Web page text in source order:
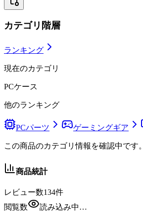
カテゴリ階層
ランキング
現在のカテゴリ
PCケース
他のランキング
PCパーツ ゲーミングギア
この商品のカテゴリ情報を確認中です。
商品統計
レビュー数134件
閲覧数
読み込み中…